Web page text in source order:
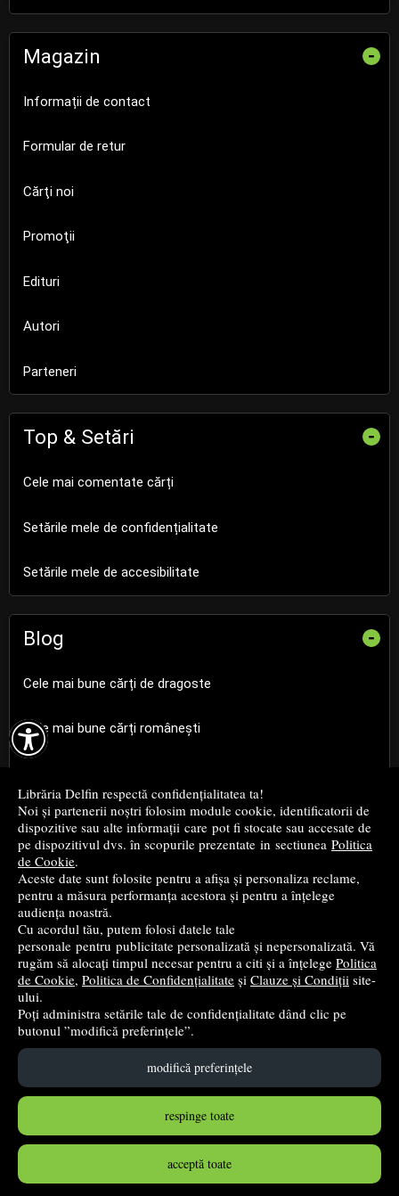

Librăria Delfin respectă confidențialitatea ta!
Noi și partenerii noștri folosim module cookie, identificatorii de
dispozitive sau alte informații care pot fi stocate sau accesate de
pe dispozitivul dvs. în scopurile prezentate in sectiunea Politica
de Cookie.
Aceste date sunt folosite pentru a afișa și personaliza reclame,
pentru a măsura performanța acestora și pentru a înțelege
audiența noastră.
Cu acordul tău, putem folosi datele tale
personale pentru publicitate personalizată și nepersonalizată. Vă
rugăm să alocați timpul necesar pentru a citi și a înțelege Politica
de Cookie, Politica de Confidențialitate și Clauze și Condiții site-
ului.
Poți administra setările tale de confidențialitate dând clic pe
butonul ”modifică preferințele”.
modifică preferințele
respinge toate
acceptă toate
Magazin -
Informații de contact
Formular de retur
Cărţi noi
Promoţii
Edituri
Autori
Parteneri
Top & Setări -
Cele mai comentate cărți
Setările mele de confidențialitate
Setările mele de accesibilitate
Blog -
Cele mai bune cărți de dragoste
Cele mai bune cărți românești
Cele mai bune cărți de istorie
Top cărți beletristică
...toate știrile
© 2004 - 2026 Grup DZC SRL
Magazin virtualcreat de Vital Soft
Created in 0.1326 sec